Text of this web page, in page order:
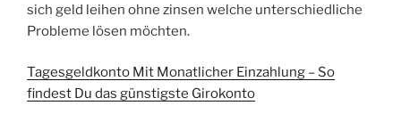
sich geld leihen ohne zinsen welche unterschiedliche
Probleme lösen möchten.
Tagesgeldkonto Mit Monatlicher Einzahlung – So
findest Du das günstigste Girokonto